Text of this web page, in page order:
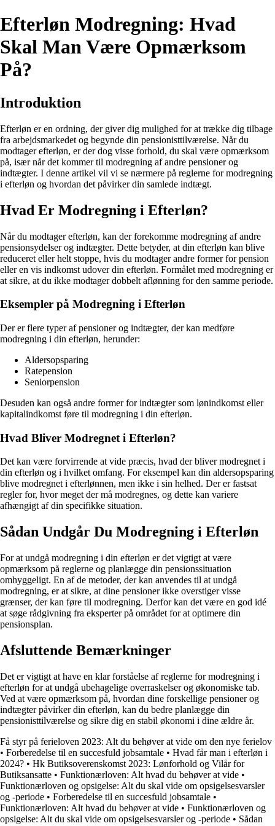
Efterløn Modregning: Hvad
Skal Man Være Opmærksom
På?
Introduktion
Efterløn er en ordning, der giver dig mulighed for at trække dig tilbage
fra arbejdsmarkedet og begynde din pensionisttilværelse. Når du
modtager efterløn, er der dog visse forhold, du skal være opmærksom
på, især når det kommer til modregning af andre pensioner og
indtægter. I denne artikel vil vi se nærmere på reglerne for modregning
i efterløn og hvordan det påvirker din samlede indtægt.
Hvad Er Modregning i Efterløn?
Når du modtager efterløn, kan der forekomme modregning af andre
pensionsydelser og indtægter. Dette betyder, at din efterløn kan blive
reduceret eller helt stoppe, hvis du modtager andre former for pension
eller en vis indkomst udover din efterløn. Formålet med modregning er
at sikre, at du ikke modtager dobbelt aflønning for den samme periode.
Eksempler på Modregning i Efterløn
Der er flere typer af pensioner og indtægter, der kan medføre
modregning i din efterløn, herunder:
Aldersopsparing
Ratepension
Seniorpension
Desuden kan også andre former for indtægter som lønindkomst eller
kapitalindkomst føre til modregning i din efterløn.
Hvad Bliver Modregnet i Efterløn?
Det kan være forvirrende at vide præcis, hvad der bliver modregnet i
din efterløn og i hvilket omfang. For eksempel kan din aldersopsparing
blive modregnet i efterlønnen, men ikke i sin helhed. Der er fastsat
regler for, hvor meget der må modregnes, og dette kan variere
afhængigt af din specifikke situation.
Sådan Undgår Du Modregning i Efterløn
For at undgå modregning i din efterløn er det vigtigt at være
opmærksom på reglerne og planlægge din pensionssituation
omhyggeligt. En af de metoder, der kan anvendes til at undgå
modregning, er at sikre, at dine pensioner ikke overstiger visse
grænser, der kan føre til modregning. Derfor kan det være en god idé
at søge rådgivning fra eksperter på området for at optimere din
pensionsplan.
Afsluttende Bemærkninger
Det er vigtigt at have en klar forståelse af reglerne for modregning i
efterløn for at undgå ubehagelige overraskelser og økonomiske tab.
Ved at være opmærksom på, hvordan dine forskellige pensioner og
indtægter påvirker din efterløn, kan du bedre planlægge din
pensionisttilværelse og sikre dig en stabil økonomi i dine ældre år.
Få styr på ferieloven 2023: Alt du behøver at vide om den nye ferielov
• Forberedelse til en succesfuld jobsamtale • Hvad får man i efterløn i
2024? • Hk Butiksoverenskomst 2023: Lønforhold og Vilår for
Butiksansatte • Funktionærloven: Alt hvad du behøver at vide •
Funktionærloven og opsigelse: Alt du skal vide om opsigelsesvarsler
og -periode • Forberedelse til en succesfuld jobsamtale •
Funktionærloven: Alt hvad du behøver at vide • Funktionærloven og
opsigelse: Alt du skal vide om opsigelsesvarsler og -periode • Sådan